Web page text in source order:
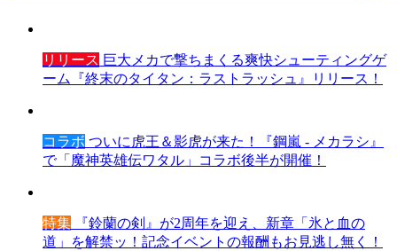
リリース 巨大メカで撃ちまくる爽快シューティングゲ
ーム『終末のタイタン：ラストラッシュ』リリース！
コラボ ついに虎王＆影虎が来た！『鋼嵐 - メカラシ』
で「魔神英雄伝ワタル」コラボ後半が開催！
特集 『鈴蘭の剣』が2周年を迎え、新章「氷と血の
道」を解禁ッ！記念イベントの報酬もお見逃し無く！